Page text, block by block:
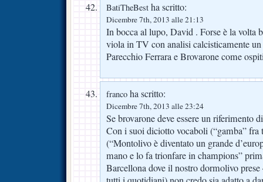
BatiTheBest ha scritto:
Dicembre 7th, 2013 alle 21:13
In bocca al lupo, David . Forse è la volta
viola in TV con analisi calcisticamente
Parecchio Ferrara e Brovarone come
franco ha scritto:
Dicembre 7th, 2013 alle 23:24
Se brovarone deve essere un riferimento
Con i suoi diciotto vocaboli (“gamba” fra
(“Montolivo è diventato un grande
mano e lo fa trionfare in champions”
Barcellona dove il nostro dormolivo